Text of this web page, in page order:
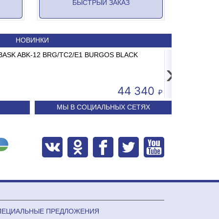
БЫСТРЫЙ ЗАКАЗ
AC-15.2 до 15кг LCD, 2г, без стойки
3 681
НОВИНКИ
ABK-12 BRG/TC2/E1 BURGOS BLACK
44 340
›
МЫ В СОЦИАЛЬНЫХ СЕТЯХ
ПРЕДЛОЖЕНИЯ